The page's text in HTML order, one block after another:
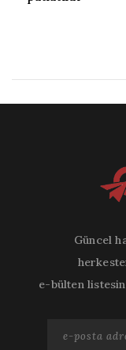
Güncel
e-bülten